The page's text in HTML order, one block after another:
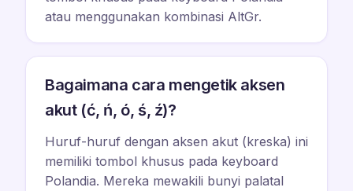
atau menggunakan kombinasi AltGr.
Bagaimana cara mengetik aksen
akut (ć, ń, ó, ś, ź)?
Huruf-huruf dengan aksen akut (kreska) ini
memiliki tombol khusus pada keyboard
Polandia. Mereka mewakili bunyi palatal